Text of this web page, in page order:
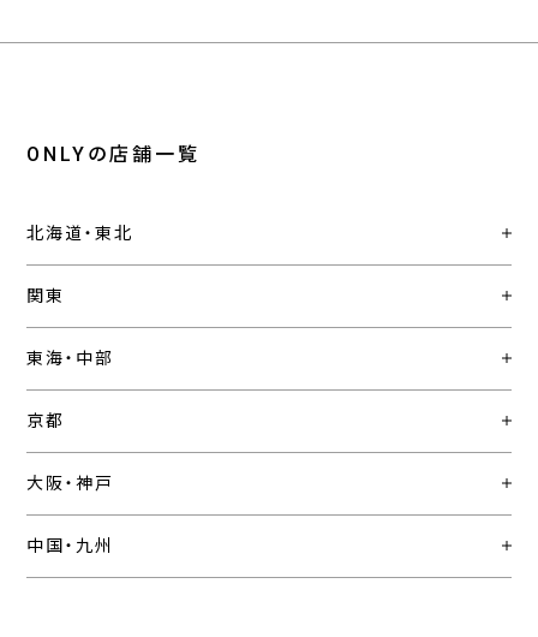
ONLYの店舗一覧
北海道・東北
関東
東海・中部
京都
大阪・神戸
中国・九州